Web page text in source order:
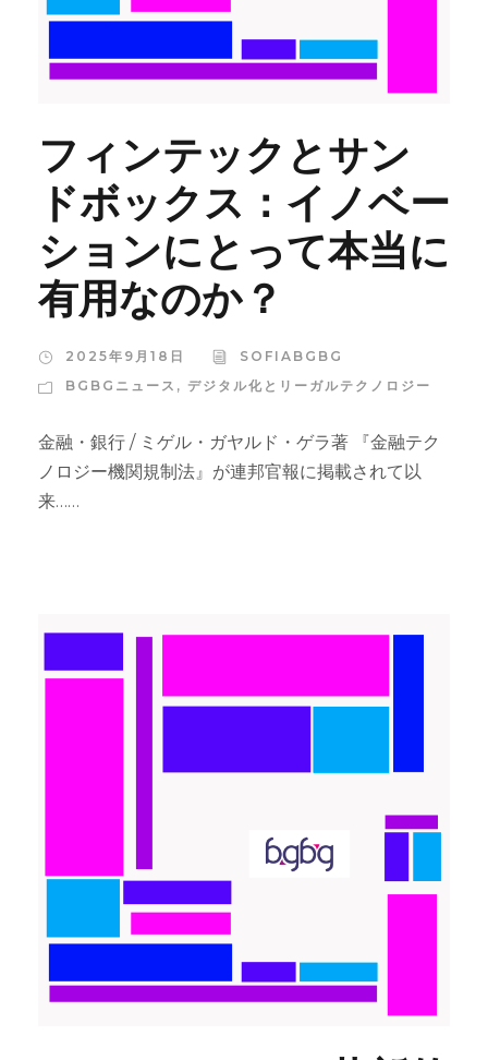
フィンテックとサン
ドボックス：イノベー
ションにとって本当に
有用なのか？
2025年9月18日
SOFIABGBG
BGBGニュース , デジタル化とリーガルテクノロジー
金融・銀行 / ミゲル・ガヤルド・ゲラ著 『金融テク
ノロジー機関規制法』が連邦官報に掲載されて以
来……